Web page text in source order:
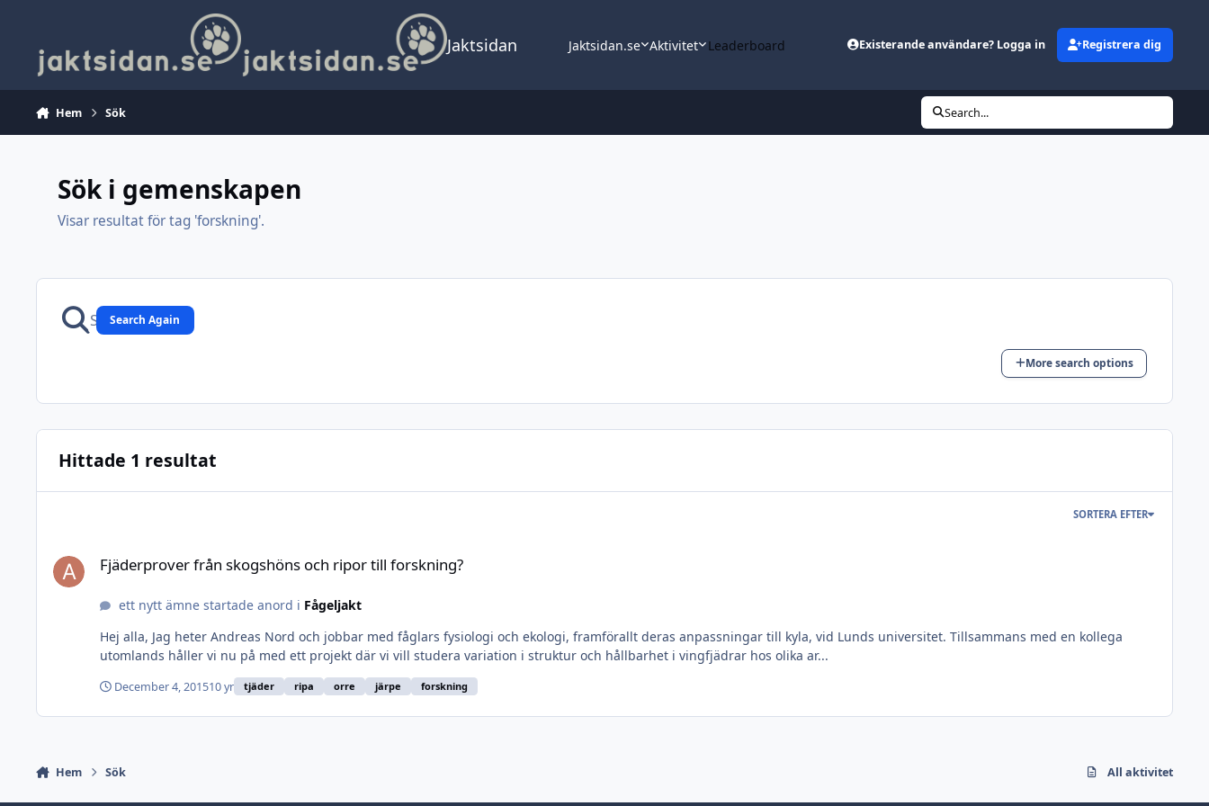
Jaktsidan Jaktsidan.se Aktivitet Leaderboard Existerande användare? Logga in Registrera dig
Hem Sök Search...
Sök i gemenskapen
Visar resultat för tag 'forskning'.
Search Again
More search options
Hittade 1 resultat
SORTERA EFTER
Fjäderprover från skogshöns och ripor till forskning?
ett nytt ämne startade anord i Fågeljakt
Hej alla, Jag heter Andreas Nord och jobbar med fåglars fysiologi och ekologi, framförallt deras anpassningar till kyla, vid Lunds universitet. Tillsammans med en kollega
utomlands håller vi nu på med ett projekt där vi vill studera variation i struktur och hållbarhet i vingfjädrar hos olika ar...
December 4, 201510 yr tjäder ripa orre järpe forskning
Hem Sök All aktivitet